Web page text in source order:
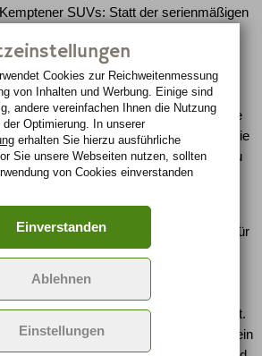
SUVs: Statt der serienmäßigen
gewaltige 500 PS (368 kW) dem
Dafür dass sich das enorme
Touareg auch fahren lässt, sorgt das
außergewöhnlichen Fahrzeugs
Auch erhältlich ist die komfortable
Abt Level Control (ALC). Und die
auch in brenzligen Situationen kräftig zu
schwere Auto zum Stehen.
Ausgabe des Touaregs haben die
Mal wieder ein extravagantes Bodykit für
Kotflügelverbreiterung,
bilden gemeinsam mit der Abt-
eine Design-Einheit, die das
extrem dynamisch wirken lässt.
gedrungener und breiter da als sein
Cookies zur Reichweiten­messung
von Inhalten und Werbung. Einige sind
andere vereinfachen Ihnen die Nutzung
Optimierung. In unserer
erhalten Sie hierzu ausführliche
Sie unsere Webseiten nutzen, sollten
von Cookies einverstanden
Einverstanden
Ablehnen
Einstellungen